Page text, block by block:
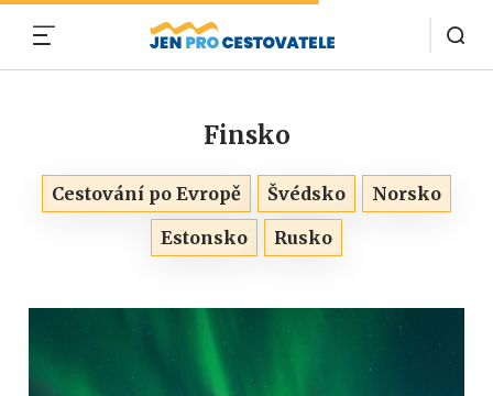
Finsko
Cestování po Evropě Švédsko
Norsko
Estonsko
Rusko